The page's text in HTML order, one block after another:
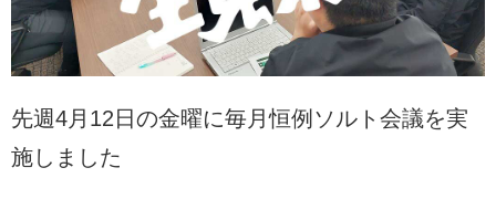
先週4月12日の金曜に毎月恒例ソルト会議を実
施しました